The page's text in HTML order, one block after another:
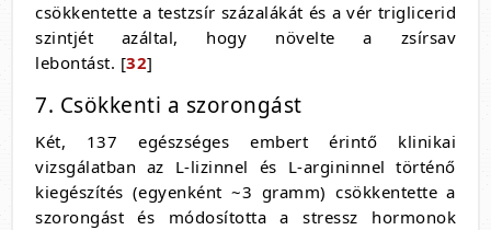
csökkentette a testzsír százalákát és a vér triglicerid
szintjét azáltal, hogy növelte a zsírsav
lebontást. [32]
7. Csökkenti a szorongást
Két, 137 egészséges embert érintő klinikai
vizsgálatban az L-lizinnel és L-argininnel történő
kiegészítés (egyenként ~3 gramm) csökkentette a
szorongást és módosította a stressz hormonok